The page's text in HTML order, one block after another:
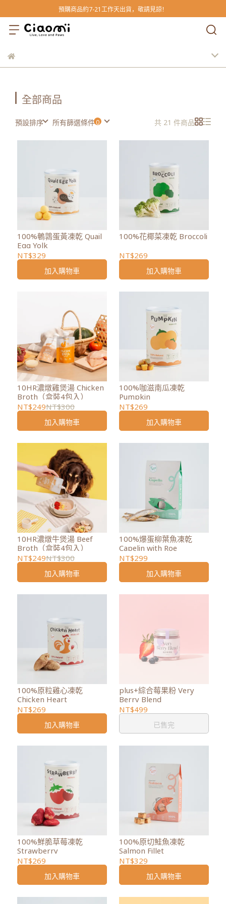
預購商品約7-21工作天出貨，敬請見諒！
全部商品
預設排序 所有篩選條件 共 21 件商品
100%鵪鶉蛋黃凍乾 Quail
Egg Yolk
NT$329
加入購物車
100%花椰菜凍乾 Broccoli
NT$269
加入購物車
10HR濃燉雞煲湯 Chicken
Broth（盒裝4包入）
NT$249NT$300
加入購物車
100%咖滋南瓜凍乾
Pumpkin
NT$269
加入購物車
10HR濃燉牛煲湯 Beef
Broth（盒裝4包入）
NT$249NT$300
加入購物車
100%爆蛋柳葉魚凍乾
Capelin with Roe
NT$299
加入購物車
100%原粒雞心凍乾
Chicken Heart
NT$269
加入購物車
plus+綜合莓果粉 Very
Berry Blend
NT$499
已售完
100%鮮脆草莓凍乾
Strawberry
NT$269
加入購物車
100%原切鮭魚凍乾
Salmon Fillet
NT$329
加入購物車